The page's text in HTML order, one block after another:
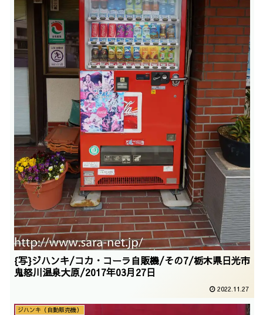
{写}ジハンキ/コカ・コーラ自販機/その7/栃木県日光市
鬼怒川温泉大原/2017年03月27日
2022.11.27
ジハンキ（自動販売機）